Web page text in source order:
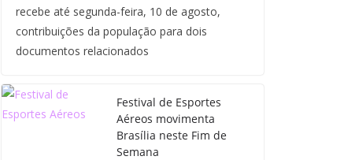
recebe até segunda-feira, 10 de agosto,
contribuições da população para dois
documentos relacionados
Festival de Esportes
Aéreos movimenta
Brasília neste Fim de
Semana